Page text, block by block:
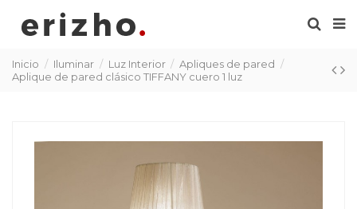
Inicio Iluminar Luz Interior
Apliques de pared
Aplique de pared clásico TIFFANY cuero 1 luz